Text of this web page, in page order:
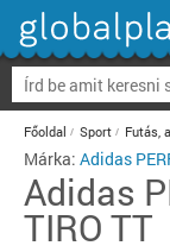
Főoldal Sport Futás,
Márka: Adidas
Adidas
TIRO TT